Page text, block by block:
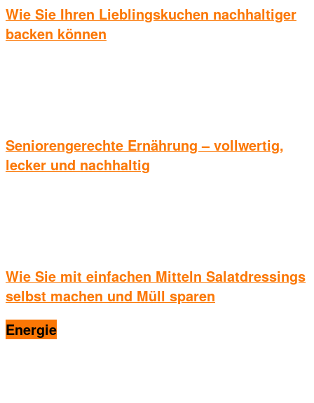
Wie Sie Ihren Lieblingskuchen nachhaltiger
backen können
Seniorengerechte Ernährung – vollwertig,
lecker und nachhaltig
Wie Sie mit einfachen Mitteln Salatdressings
selbst machen und Müll sparen
Energie